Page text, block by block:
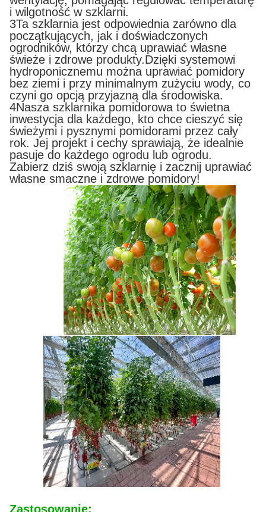
i wilgotność w szklarni.
3Ta szklarnia jest odpowiednia zarówno dla
początkujących, jak i doświadczonych
ogrodników, którzy chcą uprawiać własne
świeże i zdrowe produkty.Dzięki systemowi
hydroponicznemu można uprawiać pomidory
bez ziemi i przy minimalnym zużyciu wody, co
czyni go opcją przyjazną dla środowiska.
4Nasza szklarnika pomidorowa to świetna
inwestycja dla każdego, kto chce cieszyć się
świeżymi i pysznymi pomidorami przez cały
rok. Jej projekt i cechy sprawiają, że idealnie
pasuje do każdego ogrodu lub ogrodu.
Zabierz dziś swoją szklarnię i zacznij uprawiać
własne smaczne i zdrowe pomidory!
Zastosowanie: